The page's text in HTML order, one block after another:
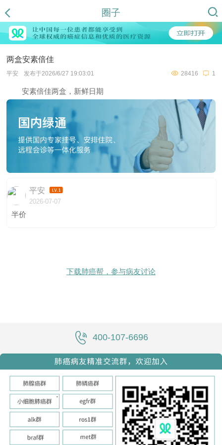
圈子
两盒安素倍佳
平安 发布于2026/6/27 19:03:01 1
28416
安素倍佳两盒，新鲜日期
平安
2026-07-07
半价
下载肺癌帮，参与病友讨论
400-107-6696